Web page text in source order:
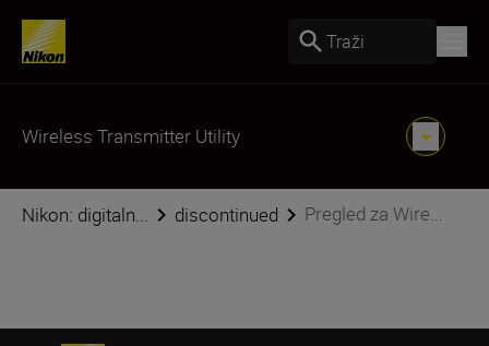
Traži
Wireless Transmitter Utility
Nikon: digitaln... discontinued Pregled za Wire...